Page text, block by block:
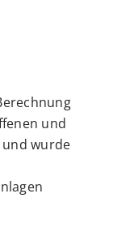
und
und wurde